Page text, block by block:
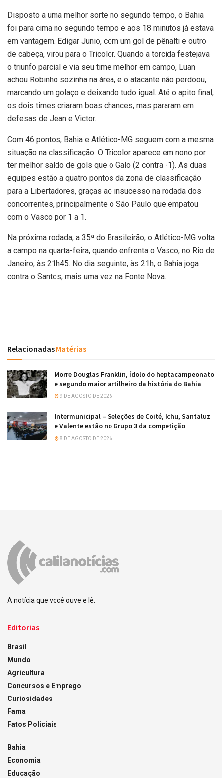
Disposto a uma melhor sorte no segundo tempo, o Bahia
foi para cima no segundo tempo e aos 18 minutos já estava
em vantagem. Edigar Junio, com um gol de pênalti e outro
de cabeça, virou para o Tricolor. Quando a torcida festejava
o triunfo parcial e via seu time melhor em campo, Luan
achou Robinho sozinha na área, e o atacante não perdoou,
marcando um golaço e deixando tudo igual. Até o apito final,
os dois times criaram boas chances, mas pararam em
defesas de Jean e Victor.
Com 46 pontos, Bahia e Atlético-MG seguem com a mesma
situação na classificação. O Tricolor aparece em nono por
ter melhor saldo de gols que o Galo (2 contra -1). As duas
equipes estão a quatro pontos da zona de classificação
para a Libertadores, graças ao insucesso na rodada dos
concorrentes, principalmente o São Paulo que empatou
com o Vasco por 1 a 1.
Na próxima rodada, a 35ª do Brasileirão, o Atlético-MG volta
a campo na quarta-feira, quando enfrenta o Vasco, no Rio de
Janeiro, às 21h45. No dia seguinte, às 21h, o Bahia joga
contra o Santos, mais uma vez na Fonte Nova.
Relacionadas Matérias
Morre Douglas Franklin, ídolo do heptacampeonato
e segundo maior artilheiro da história do Bahia
9 DE AGOSTO DE 2026
Intermunicipal – Seleções de Coité, Ichu, Santaluz
e Valente estão no Grupo 3 da competição
8 DE AGOSTO DE 2026
A notícia que você ouve e lê.
Editorias
Brasil
Mundo
Agricultura
Concursos e Emprego
Curiosidades
Fama
Fatos Policiais
Bahia
Economia
Educação